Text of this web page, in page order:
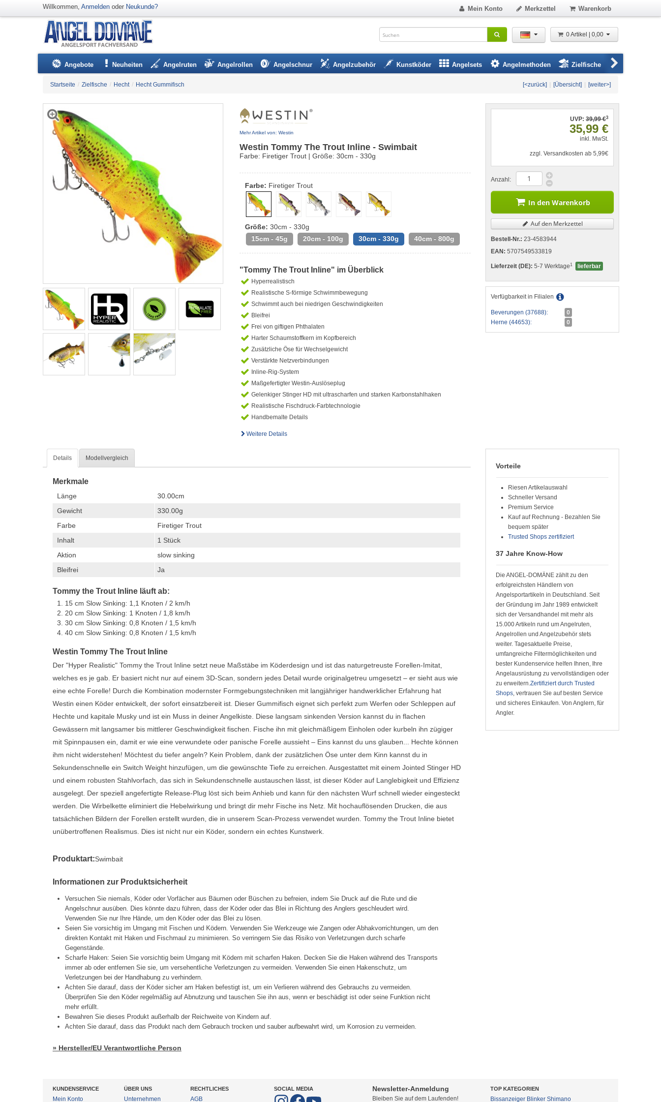
Willkommen, Anmelden oder Neukunde? Mein Konto Merkzettel Warenkorb
0 Artikel | 0,00
Angebote Neuheiten Angelruten Angelrollen Angelschnur Angelzubehör Kunstköder Angelsets Angelmethoden Zielfische
Startseite / Zielfische / Hecht / Hecht Gummifisch [<zurück] [Übersicht] [weiter>]
Mehr Artikel von: Westin
Westin Tommy The Trout Inline - Swimbait
Farbe: Firetiger Trout | Größe: 30cm - 330g
Farbe: Firetiger Trout
Größe: 30cm - 330g
15cm - 45g 20cm - 100g 30cm - 330g 40cm - 800g
"Tommy The Trout Inline" im Überblick
Hyperrealistisch
Realistische S-förmige Schwimmbewegung
Schwimmt auch bei niedrigen Geschwindigkeiten
Bleifrei
Frei von giftigen Phthalaten
Harter Schaumstoffkern im Kopfbereich
Zusätzliche Öse für Wechselgewicht
Verstärkte Netzverbindungen
Inline-Rig-System
Maßgefertigter Westin-Auslöseplug
Gelenkiger Stinger HD mit ultrascharfen und starken Karbonstahlhaken
Realistische Fischdruck-Farbtechnologie
Handbemalte Details
Weitere Details
UVP: 39,99 €3
35,99 €
inkl. MwSt.
zzgl. Versandkosten ab 5,99€
Anzahl:
In den Warenkorb
Auf den Merkzettel
Bestell-Nr.: 23-4583944
EAN: 5707549533819
Lieferzeit (DE): 5-7 Werktage 1 lieferbar
Verfügbarkeit in Filialen
Beverungen (37688):
0
Herne (44653):
0
Details Modellvergleich
Merkmale
Länge
30.00cm
Gewicht
330.00g
Farbe
Firetiger Trout
Inhalt
1 Stück
Aktion
slow sinking
Bleifrei
Ja
Tommy the Trout Inline läuft ab:
15 cm Slow Sinking: 1,1 Knoten / 2 km/h
20 cm Slow Sinking: 1 Knoten / 1,8 km/h
30 cm Slow Sinking: 0,8 Knoten / 1,5 km/h
40 cm Slow Sinking: 0,8 Knoten / 1,5 km/h
Westin Tommy The Trout Inline
Der "Hyper Realistic" Tommy the Trout Inline setzt neue Maßstäbe im Köderdesign und ist das naturgetreuste Forellen-Imitat,
welches es je gab. Er basiert nicht nur auf einem 3D-Scan, sondern jedes Detail wurde originalgetreu umgesetzt – er sieht aus wie
eine echte Forelle! Durch die Kombination modernster Formgebungstechniken mit langjähriger handwerklicher Erfahrung hat
Westin einen Köder entwickelt, der sofort einsatzbereit ist. Dieser Gummifisch eignet sich perfekt zum Werfen oder Schleppen auf
Hechte und kapitale Musky und ist ein Muss in deiner Angelkiste. Diese langsam sinkenden Version kannst du in flachen
Gewässern mit langsamer bis mittlerer Geschwindigkeit fischen. Fische ihn mit gleichmäßigem Einholen oder kurbeln ihn zügiger
mit Spinnpausen ein, damit er wie eine verwundete oder panische Forelle aussieht – Eins kannst du uns glauben... Hechte können
ihm nicht widerstehen! Möchtest du tiefer angeln? Kein Problem, dank der zusätzlichen Öse unter dem Kinn kannst du in
Sekundenschnelle ein Switch Weight hinzufügen, um die gewünschte Tiefe zu erreichen. Ausgestattet mit einem Jointed Stinger HD
und einem robusten Stahlvorfach, das sich in Sekundenschnelle austauschen lässt, ist dieser Köder auf Langlebigkeit und Effizienz
ausgelegt. Der speziell angefertigte Release-Plug löst sich beim Anhieb und kann für den nächsten Wurf schnell wieder eingesteckt
werden. Die Wirbelkette eliminiert die Hebelwirkung und bringt dir mehr Fische ins Netz. Mit hochauflösenden Drucken, die aus
tatsächlichen Bildern der Forellen erstellt wurden, die in unserem Scan-Prozess verwendet wurden. Tommy the Trout Inline bietet
unübertroffenen Realismus. Dies ist nicht nur ein Köder, sondern ein echtes Kunstwerk.
Produktart:Swimbait
Informationen zur Produktsicherheit
Versuchen Sie niemals, Köder oder Vorfächer aus Bäumen oder Büschen zu befreien, indem Sie Druck auf die Rute und die
Angelschnur ausüben. Dies könnte dazu führen, dass der Köder oder das Blei in Richtung des Anglers geschleudert wird.
Verwenden Sie nur Ihre Hände, um den Köder oder das Blei zu lösen.
Seien Sie vorsichtig im Umgang mit Fischen und Ködern. Verwenden Sie Werkzeuge wie Zangen oder Abhakvorrichtungen, um den
direkten Kontakt mit Haken und Fischmaul zu minimieren. So verringern Sie das Risiko von Verletzungen durch scharfe
Gegenstände.
Scharfe Haken: Seien Sie vorsichtig beim Umgang mit Ködern mit scharfen Haken. Decken Sie die Haken während des Transports
immer ab oder entfernen Sie sie, um versehentliche Verletzungen zu vermeiden. Verwenden Sie einen Hakenschutz, um
Verletzungen bei der Handhabung zu verhindern.
Achten Sie darauf, dass der Köder sicher am Haken befestigt ist, um ein Verlieren während des Gebrauchs zu vermeiden.
Überprüfen Sie den Köder regelmäßig auf Abnutzung und tauschen Sie ihn aus, wenn er beschädigt ist oder seine Funktion nicht
mehr erfüllt.
Bewahren Sie dieses Produkt außerhalb der Reichweite von Kindern auf.
Achten Sie darauf, dass das Produkt nach dem Gebrauch trocken und sauber aufbewahrt wird, um Korrosion zu vermeiden.
» Hersteller/EU Verantwortliche Person
Vorteile
Riesen Artikelauswahl
Schneller Versand
Premium Service
Kauf auf Rechnung - Bezahlen Sie
bequem später
Trusted Shops zertifiziert
37 Jahre Know-How
Die ANGEL-DOMÄNE zählt zu den
erfolgreichsten Händlern von
Angelsportartikeln in Deutschland. Seit
der Gründung im Jahr 1989 entwickelt
sich der Versandhandel mit mehr als
15.000 Artikeln rund um Angelruten,
Angelrollen und Angelzubehör stets
weiter. Tagesaktuelle Preise,
umfangreiche Filtermöglichkeiten und
bester Kundenservice helfen Ihnen, Ihre
Angelausrüstung zu vervollständigen oder
zu erweitern.Zertifiziert durch Trusted
Shops, vertrauen Sie auf besten Service
und sicheres Einkaufen. Von Anglern, für
Angler.
KUNDENSERVICE
Mein Konto
ÜBER UNS
Unternehmen
RECHTLICHES
AGB
SOCIAL MEDIA Newsletter-Anmeldung
Bleiben Sie auf dem Laufenden!
TOP KATEGORIEN
Bissanzeiger Blinker Shimano